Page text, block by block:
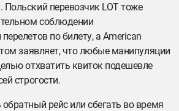
перевозчик LOT тоже
соблюдении
по билету, а American
заявляет, что любые манипуляции
отхватить квиток подешевле
строгости.
рейс или сбегать во время